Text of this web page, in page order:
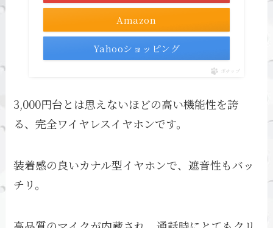
Amazon
Yahooショッピング
ポチップ
3,000円台とは思えないほどの高い機能性を誇
る、完全ワイヤレスイヤホンです。
装着感の良いカナル型イヤホンで、遮音性もバッ
チリ。